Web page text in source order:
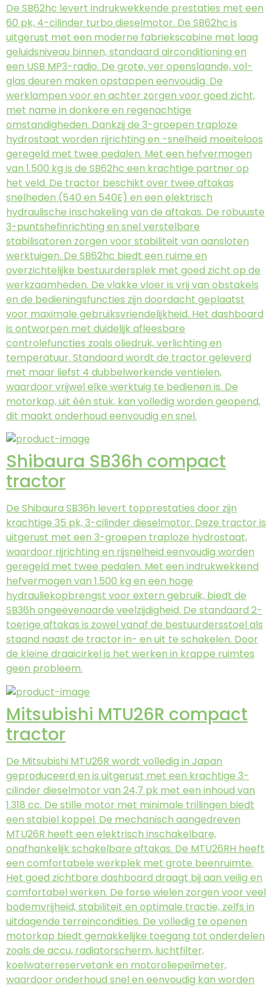
De SB62hc levert indrukwekkende prestaties met een
60 pk, 4-cilinder turbo dieselmotor. De SB62hc is
uitgerust met een moderne fabriekscabine met laag
geluidsniveau binnen, standaard airconditioning en
een USB MP3-radio. De grote, ver openslaande, vol-
glas deuren maken opstappen eenvoudig. De
werklampen voor en achter zorgen voor goed zicht,
met name in donkere en regenachtige
omstandigheden. Dankzij de 3-groepen traploze
hydrostaat worden rijrichting en -snelheid moeiteloos
geregeld met twee pedalen. Met een hefvermogen
van 1.500 kg is de SB62hc een krachtige partner op
het veld. De tractor beschikt over twee aftakas
snelheden (540 en 540E) en een elektrisch
hydraulische inschakeling van de aftakas. De robuuste
3-puntshefinrichting en snel verstelbare
stabilisatoren zorgen voor stabiliteit van aansloten
werktuigen. De SB62hc biedt een ruime en
overzichtelijke bestuurdersplek met goed zicht op de
werkzaamheden. De vlakke vloer is vrij van obstakels
en de bedieningsfuncties zijn doordacht geplaatst
voor maximale gebruiksvriendelijkheid. Het dashboard
is ontworpen met duidelijk afleesbare
controlefuncties zoals oliedruk, verlichting en
temperatuur. Standaard wordt de tractor geleverd
met maar liefst 4 dubbelwerkende ventielen,
waardoor vrijwel elke werktuig te bedienen is. De
motorkap, uit één stuk, kan volledig worden geopend,
dit maakt onderhoud eenvoudig en snel.
Shibaura SB36h compact
tractor
De Shibaura SB36h levert topprestaties door zijn
krachtige 35 pk, 3-cilinder dieselmotor. Deze tractor is
uitgerust met een 3-groepen traploze hydrostaat,
waardoor rijrichting en rijsnelheid eenvoudig worden
geregeld met twee pedalen. Met een indrukwekkend
hefvermogen van 1.500 kg en een hoge
hydrauliekopbrengst voor extern gebruik, biedt de
SB36h ongeëvenaarde veelzijdigheid. De standaard 2-
toerige aftakas is zowel vanaf de bestuurdersstoel als
staand naast de tractor in- en uit te schakelen. Door
de kleine draaicirkel is het werken in krappe ruimtes
geen probleem.
Mitsubishi MTU26R compact
tractor
De Mitsubishi MTU26R wordt volledig in Japan
geproduceerd en is uitgerust met een krachtige 3-
cilinder dieselmotor van 24,7 pk met een inhoud van
1.318 cc. De stille motor met minimale trillingen biedt
een stabiel koppel. De mechanisch aangedreven
MTU26R heeft een elektrisch inschakelbare,
onafhankelijk schakelbare aftakas. De MTU26RH heeft
een comfortabele werkplek met grote beenruimte.
Het goed zichtbare dashboard draagt bij aan veilig en
comfortabel werken. De forse wielen zorgen voor veel
bodemvrijheid, stabiliteit en optimale tractie, zelfs in
uitdagende terreincondities. De volledig te openen
motorkap biedt gemakkelijke toegang tot onderdelen
zoals de accu, radiatorscherm, luchtfilter,
koelwaterreservetank en motoroliepeilmeter,
waardoor onderhoud snel en eenvoudig kan worden